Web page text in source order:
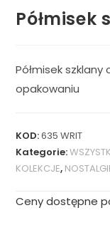
Półmisek
Półmisek
opakowaniu
KOD:635 WRIT
Kategorie:
KOLEKCJE,
Ceny dostępne